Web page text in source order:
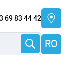
69 83 44 42
RO